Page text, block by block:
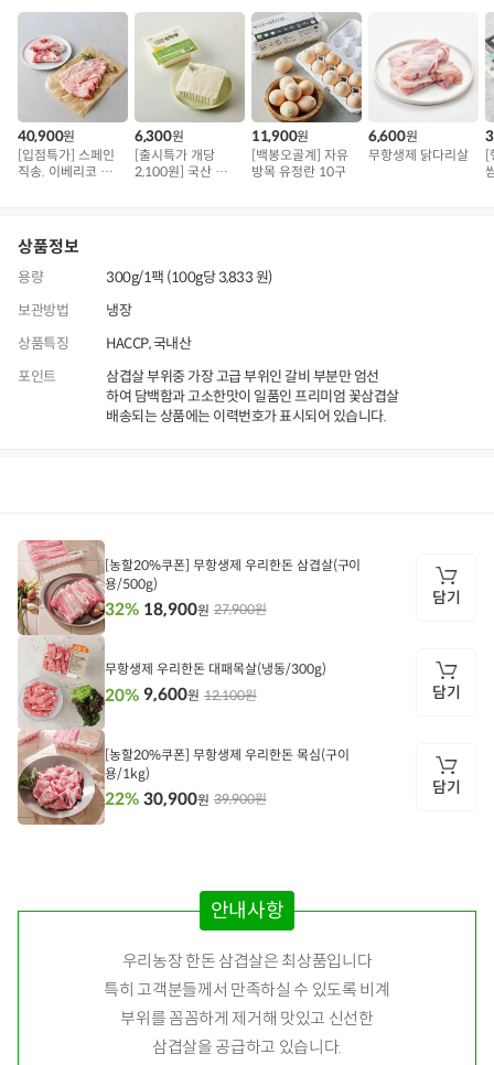
40,900원
[입점특가] 스페인
직송. 이베리코 삼
6,300원
[출시특가 개당
2,100원] 국산 무농
11,900원
[백봉오골계] 자유
방목 유정란 10구
6,600원
무항생제 닭다리살
[
상품정보
용량
300g/1팩 (100g당 3,833 원)
보관방법
냉장
상품특징
HACCP, 국내산
포인트
삼겹살 부위중 가장 고급 부위인 갈비 부분만 엄선
하여 담백함과 고소한맛이 일품인 프리미엄 꽃삼겹살
배송되는 상품에는 이력번호가 표시되어 있습니다.
상
품
보
담
기
[농할20%쿠폰] 무항생제 우리한돈 삼겹살(구이
용/500g)
27,900원
32% 18,900원
담기
담
기
무항생제 우리한돈 대패목살(냉동/300g)
12,100원
20% 9,600원 담기
담
[농할20%쿠폰] 무항생제 우리한돈 목심(구이
용/1kg)
39,900원
22% 30,900원
담기
안내사항
우리농장 한돈 삼겹살은 최상품입니다
특히 고객분들께서 만족하실 수 있도록 비계
부위를 꼼꼼하게 제거해 맛있고 신선한
삼겹살을 공급하고 있습니다.